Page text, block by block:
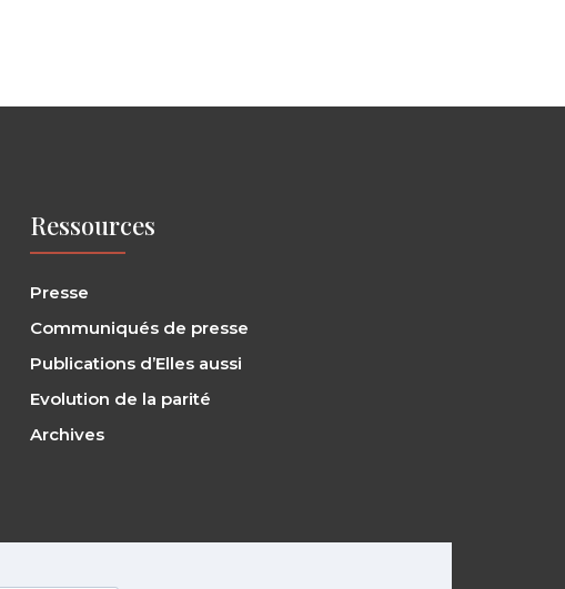
Ressources
Presse
Communiqués de presse
Publications d’Elles aussi
Evolution de la parité
Archives